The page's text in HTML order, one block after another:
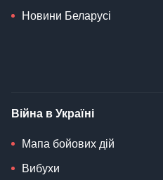
Новини Беларусі
Війна в Україні
Мапа бойових дій
Вибухи